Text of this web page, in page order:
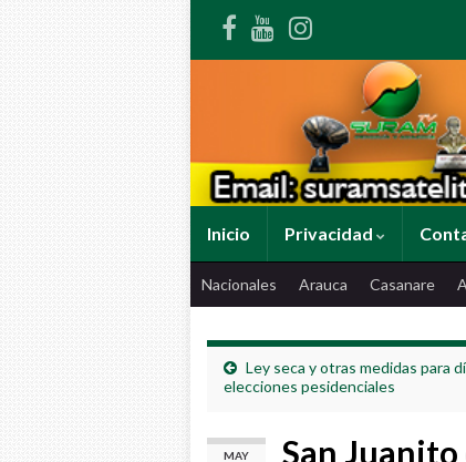
Inicio Privacidad
Nacionales Arauca Casanare
Ley seca y otras medidas para
elecciones pesidenciales
MAY
San